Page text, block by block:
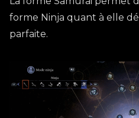
forme Ninja quant à elle
parfaite.